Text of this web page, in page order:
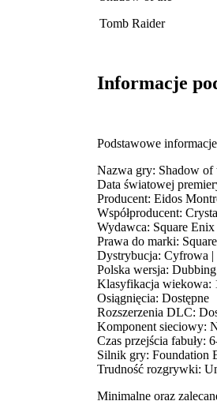
Tomb Raider
Informacje
Podstawowe
Nazwa gry: Shadow of
Data światowej
Producent: Eidos
Współproducent:
Wydawca: Square Enix
Prawa do marki:
Dystrybucja: Cyfrowa |
Polska wersja: Dubbing
Klasyfikacja wiekowa:
Osiągnięcia: Dostępne
Rozszerzenia DLC:
Komponent sieciowy:
Czas przejścia fabuły:
Silnik gry: Foundation
Trudność rozgrywki:
Minimalne oraz